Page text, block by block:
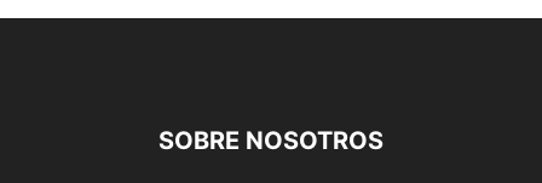
SOBRE NOSOTROS